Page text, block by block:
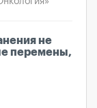
не
перемены,